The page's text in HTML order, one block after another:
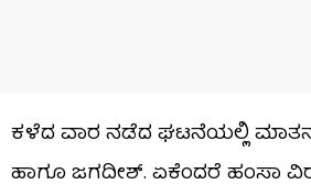
ಕಳೆದ ವಾರ ನಡೆದ ಘಟನೆಯಲ್ಲಿ
ಹಾಗೂ ಜಗದೀಶ್. ಏಕೆಂದರೆ ಹಂಸಾ